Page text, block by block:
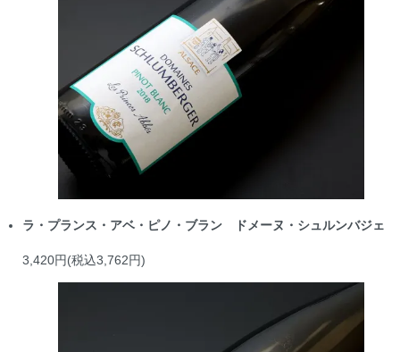
ラ・プランス・アベ・ピノ・ブラン ドメーヌ・シュルンバジェ
3,420円(税込3,762円)